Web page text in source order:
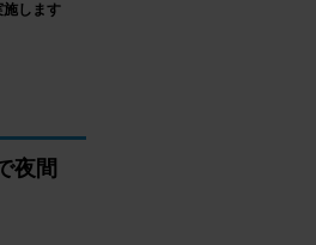
します
夜間